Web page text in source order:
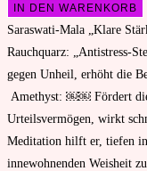
IN DEN WARENKORB
Saraswati-Mala „Klare
Rauchquarz: „Antistress-
gegen Unheil, erhöht die
Amethyst: ￼￼ Fördert die
Urteilsvermögen, wirkt
Meditation hilft er, tiefen
innewohnenden Weisheit